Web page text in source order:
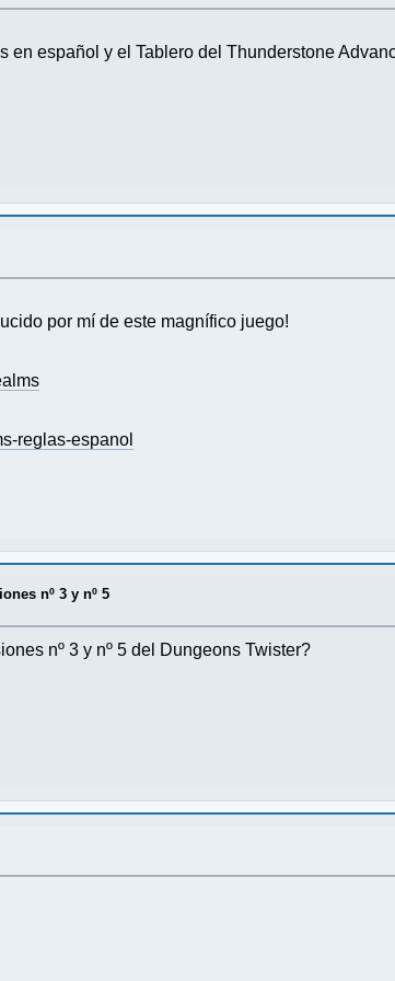
español y el Tablero del Thunderstone
por mí de este magnífico juego!
reglas-espanol
nº 3 y nº 5
nº 3 y nº 5 del Dungeons Twister?